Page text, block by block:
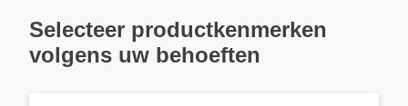
Selecteer productkenmerken
volgens uw behoeften